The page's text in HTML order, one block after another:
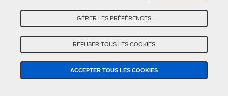
Visiteurs online: 362
Credits:E-COMIT
Suivez nous sur nos réseaux sociaux
GÉRER LES PRÉFÉRENCES
REFUSER TOUS LES COOKIES
ACCEPTER TOUS LES COOKIES